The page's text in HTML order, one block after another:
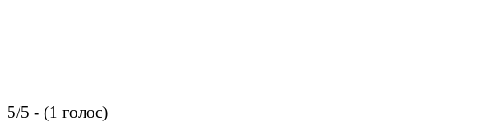
5/5 - (1 голос)